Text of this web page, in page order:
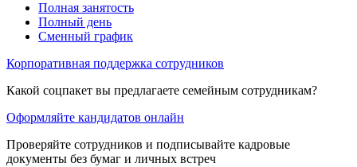
Полная занятость
Полный день
Сменный график
Корпоративная поддержка сотрудников
Какой соцпакет вы предлагаете семейным сотрудникам?
Оформляйте кандидатов онлайн
Проверяйте сотрудников и подписывайте кадровые
документы без бумаг и личных встреч